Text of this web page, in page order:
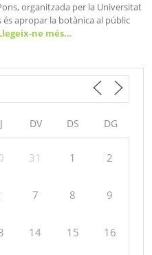
organitzada per la Universitat
és apropar la botànica al públic
ne més…
DV DS DG
31 1 2
7 8 9
14 15 16